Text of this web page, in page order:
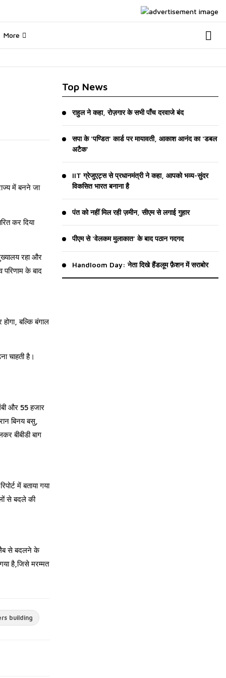
More
में बनने जा
कर दिया
रहा और
के बाद
बल्कि बंगाल
चाहती है।
और 55 हजार
बिनय बसु,
बीबीडी बाग
में बताया गया
से बदले की
से बदलने के
है,जिसे मरम्मत
building
Top News
राहुल ने कहा, रोज़गार के सभी पाँच दरवाजे बंद
सपा के ‘पण्डित’ कार्ड पर मायावती, आकाश आनंद का ‘डबल
अटैक’
IIT ग्रेजुएट्स से प्रधानमंत्री ने कहा, आपको भव्य-सुंदर
विकसित भारत बनाना है
पंत को नहीं मिल रही ज़मीन, सीएम से लगाई गुहार
पीएम से ‘वेलकम मुलाकात’ के बाद पठान गदगद
Handloom Day: नेता दिखे हैंडलूम फ़ैशन में सराबोर